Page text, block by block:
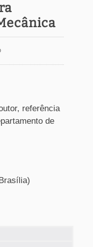
referência
de